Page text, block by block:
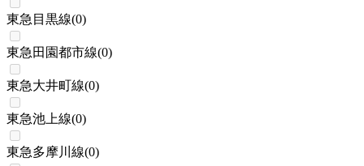
東急目黒線(0)
東急田園都市線(0)
東急大井町線(0)
東急池上線(0)
東急多摩川線(0)